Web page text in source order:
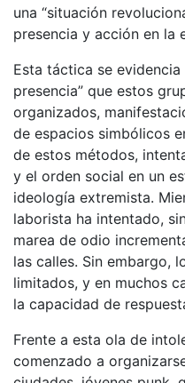
una “situación
presencia y acción en la
Esta táctica se evidencia
presencia” que estos
organizados,
de espacios simbólicos
de estos métodos,
y el orden social en un
ideología extremista.
laborista ha intentado,
marea de odio
las calles. Sin embargo,
limitados, y en muchos
la capacidad de
Frente a esta ola de
comenzado a